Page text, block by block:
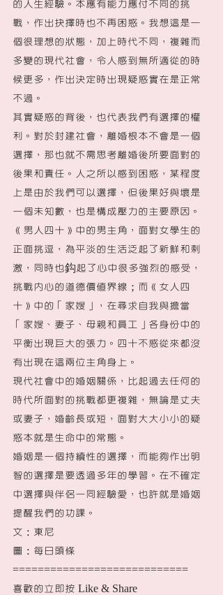
的人生經驗。本應有能力應付不同的挑
戰，作出抉擇時也不再困惑。我想這是一
個很理想的狀態，加上時代不同，複雜而
多變的現代社會，令人感到無所適從的時
候更多，作出決定時出現疑惑實在是正常
不過。
其實疑惑的背後，也代表我們有選擇的權
利。對於封建社會，離婚根本不會是一個
選擇，那也就不需思考離婚後所要面對的
後果和責任。人之所以感到困惑，某程度
上是由於我們可以選擇，但後果好與壞是
一個未知數，也是構成壓力的主要原因。
《男人四十》中的男主角，面對女學生的
正面挑逗，為平淡的生活泛起了新鮮和刺
激，同時也鈎起了心中很多強烈的感受，
挑戰內心的道德價值界線；而《女人四
十》中的「家嫂」，在尋求自我與擔當
「家嫂、妻子、母親和員工」各身份中的
平衡出現巨大的張力。四十不惑從來都沒
有出現在這兩位主角身上。
現代社會中的婚姻關係，比起過去任何的
時代所面對的挑戰都更複雜，無論是丈夫
或妻子，婚齡長或短，面對大大小小的疑
惑本就是生命中的常態。
婚姻是一個持續性的選擇，而能夠作出明
智的選擇是要透過多年的學習。在不確定
中選擇與伴侶一同經驗愛，也許就是婚姻
提醒我們的功課。
文：東尼
圖：每日頭條
============================
喜歡的立即按 Like & Share